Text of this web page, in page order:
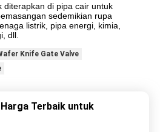
diterapkan di pipa cair untuk
sedemikian rupa
listrik, pipa energi, kimia,
dll.
Knife Gate Valve
Terbaik untuk